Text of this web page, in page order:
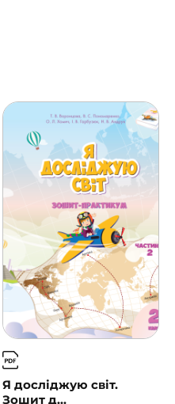
Я досліджую світ.
Зошит д...